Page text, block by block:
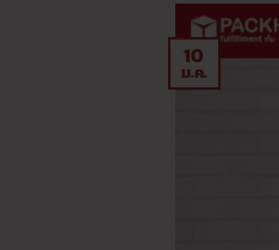
10
ม.ค.